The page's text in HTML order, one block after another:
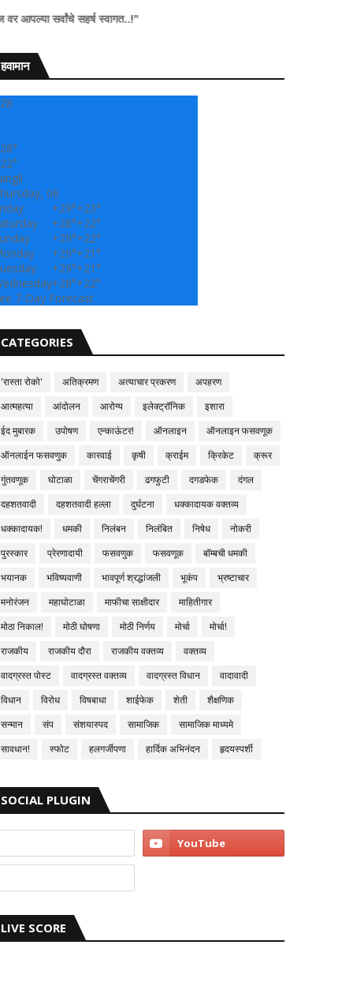
सहर्ष स्वागत..!"
हवामान
28
28°
22°
06
+29°+23°
+28°+22°
+29°+22°
+29°+21°
+29°+21°
+28°+22°
7-Day Forecast
CATEGORIES
'रास्ता रोको' अतिक्रमण अत्याचार प्रकरण
अपहरण
आत्महत्या
आंदोलन आरोग्य इलेक्ट्रॉनिक
इशारा
ईद मुबारक
उपोषण एन्काऊंटर! ऑनलाइन
ऑनलाइन फसवणूक
ऑनलाईन फसवणुक
कारवाई कृषी क्राईम क्रिकेट
क्रूर
गुंतवणूक
घोटाळा चेंगराचेंगरी ढगफुटी दगडफेक
दंगल
दहशतवादी
दहशतवादी हल्ला दुर्घटना
धक्कादायक वक्तव्य
धक्कादायक!
धमकी निलंबन निलंबित निषेध
नोकरी
पुरस्कार
प्रेरणादायी फसवणुक फसवणूक
बॉम्बची धमकी
भयानक
भविष्यवाणी भावपूर्ण श्रद्धांजली भूकंप
भ्रष्टाचार
मनोरंजन
महाघोटाळा माफीचा साक्षीदार
माहितीगार
मोठा निकाल!
मोठी घोषणा मोठी निर्णय मोर्चा
मोर्चा!
राजकीय
राजकीय दौरा राजकीय वक्तव्य
वक्तव्य
वादग्रस्त पोस्ट
वादग्रस्त वक्तव्य वादग्रस्त विधान
वादावादी
विधान
विरोध विषबाधा शाईफेक शेती
शैक्षणिक
सन्मान
संप संशयास्पद सामाजिक
सामाजिक माध्यमे
सावधान!
स्फोट हलगर्जीपणा हार्दिक अभिनंदन हृदयस्पर्शी
SOCIAL PLUGIN
LIVE SCORE